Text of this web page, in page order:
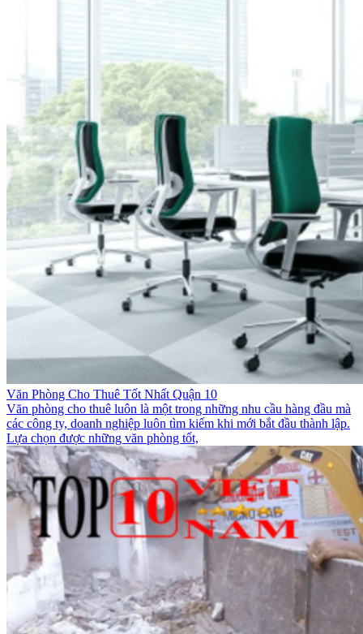
Văn Phòng Cho Thuê Tốt Nhất Quận 10
Văn phòng cho thuê luôn là một trong những nhu cầu hàng đầu mà
các công ty, doanh nghiệp luôn tìm kiếm khi mới bắt đầu thành lập.
Lựa chọn được những văn phòng tốt,